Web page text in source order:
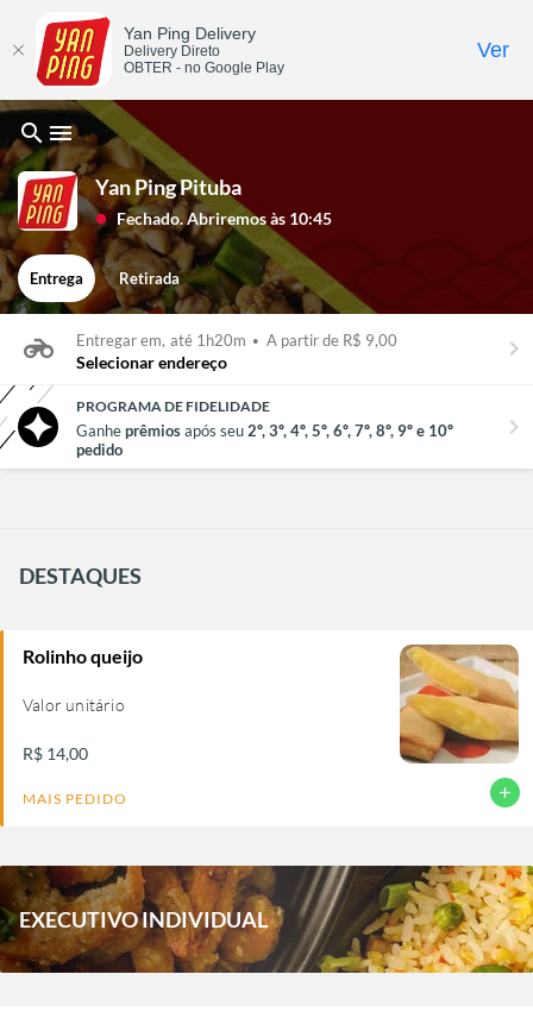
search menu
Yan Ping Pituba
lens Fechado. Abriremos às 10:45
Entrega Retirada
Entregar em, até 1h20m • A partir de R$ 9,00
Selecionar endereço keyboard_arrow_right
PROGRAMA DE FIDELIDADE
Ganheprêmiosapós seu2º, 3º, 4º, 5º, 6º, 7º, 8º, 9º e 10º
pedido
chevron_right
DESTAQUES
Rolinho queijo
Valor unitário
R$ 14,00
add
MAIS PEDIDO
EXECUTIVO INDIVIDUAL
Yan Ping Delivery
Delivery Direto
OBTER - no Google Play
Ver